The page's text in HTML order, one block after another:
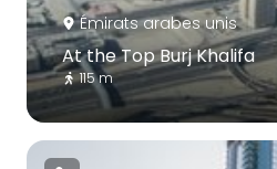
Émirats arabes unis
At the Top Burj Khalifa
115 m